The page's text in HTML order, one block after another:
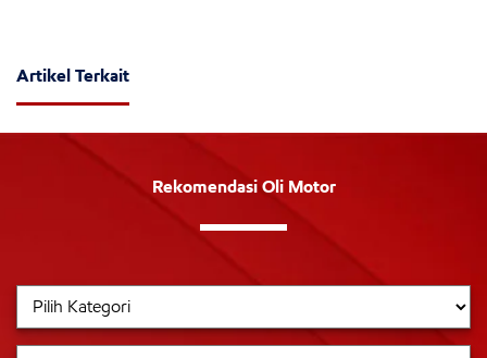
Artikel Terkait
Rekomendasi Oli Motor